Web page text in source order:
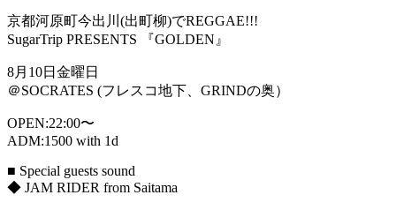
京都河原町今出川(出町柳)でREGGAE!!!
SugarTrip PRESENTS 『GOLDEN』
8月10日金曜日
＠SOCRATES (フレスコ地下、GRINDの奥）
OPEN:22:00〜
ADM:1500 with 1d
■ Special guests sound
◆ JAM RIDER from Saitama